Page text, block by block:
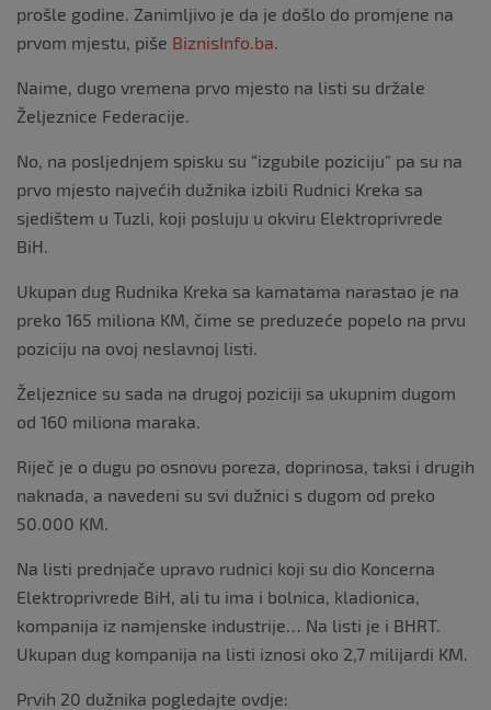
prošle godine. Zanimljivo je da je došlo do promjene na
prvom mjestu, piše BiznisInfo.ba
Naime, dugo vremena prvo mjesto na listi su držale
Željeznice Federacije.
No, na posljednjem spisku su “izgubile poziciju” pa su na
prvo mjesto najvećih dužnika izbili Rudnici Kreka sa
sjedištem u Tuzli, koji posluju u okviru Elektroprivrede
BiH.
Ukupan dug Rudnika Kreka sa kamatama narastao je na
preko 165 miliona KM, čime se preduzeće popelo na prvu
poziciju na ovoj neslavnoj listi.
Željeznice su sada na drugoj poziciji sa ukupnim dugom
od 160 miliona maraka.
Riječ je o dugu po osnovu poreza, doprinosa, taksi i drugih
naknada, a navedeni su svi dužnici s dugom od preko
50.000 KM.
Na listi prednjače upravo rudnici koji su dio Koncerna
Elektroprivrede BiH, ali tu ima i bolnica, kladionica,
kompanija iz namjenske industrije… Na listi je i BHRT.
Ukupan dug kompanija na listi iznosi oko 2,7 milijardi KM.
Prvih 20 dužnika pogledajte ovdje: